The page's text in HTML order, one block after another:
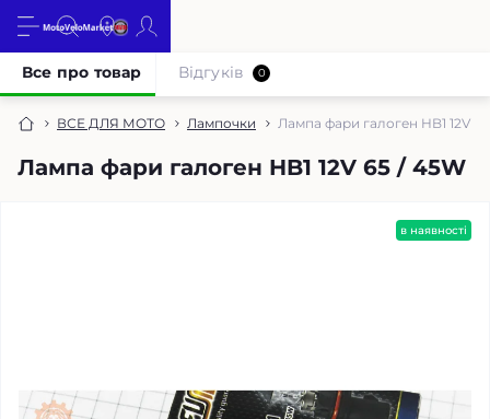
ВСЕ ДЛЯ МОТО Лампочки Лампа фари галоген HB1 12V
Лампа фари галоген HB1 12V 65 / 45W
Все про товар Відгуків 0
в наявності